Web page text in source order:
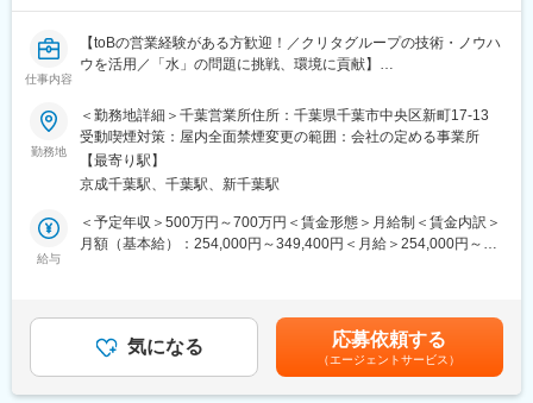
変更の範囲：会社の定める業務
プロセス開発（例：何度で何を混ぜるか、工程の最適化）
・微生物（乳酸菌等）の培養～保存性試験
各乳酸菌株の培養条件（温度・pH・栄養源等）の最適化
微生物の増殖・制御メカニズムの研究
乳酸菌の加工・混合技術の検討（長期保存化のため）
・応用研究（商品化につながる技術開発）
乳酸菌の特性を活用した商品素材・プロセスの開発
実機レベルでの試作検討（レトルト・食品原料などのアプリケー
健康志向・腸活ブーム、韓国食人気の高まりを受け、キムチは発
酵食品として再注目されています。
直近5年で市場全体が大幅に拡大し、今後も成長余地は大きいと見
込まれています。
仕事内容
【toBの営業経験がある方歓迎！／クリタグループの技術・ノウハ
ウを活用／「水」の問題に挑戦、環境に貢献】
様々な産業の”水”に関する課題に対し、主に化学薬品を用いたソリ
ューションを提案する営業職です。クリタグループの技術・ノウ
ハウを活用し、工場や設備の状況に応じた最適な提案を行いま
す。
■業務内容詳細
・工場のボイラ・冷却設備、製造・生産工程、排水処理装置、オ
・製造工場における以下の課題解決支援純水・蒸気の品質および
供給量の安定維持
・排水を放流基準まで浄化し、その状態を継続的に管理
勤務地
＜勤務地詳細＞千葉営業所住所：千葉県千葉市中央区新町17-13
受動喫煙対策：屋内全面禁煙変更の範囲：会社の定める事業所
【最寄り駅】
京成千葉駅、千葉駅、新千葉駅
給与
＜予定年収＞500万円～700万円＜賃金形態＞月給制＜賃金内訳＞
月額（基本給）：254,000円～349,400円＜月給＞254,000円～
気になる 応募依頼する
（エージェントサービス）